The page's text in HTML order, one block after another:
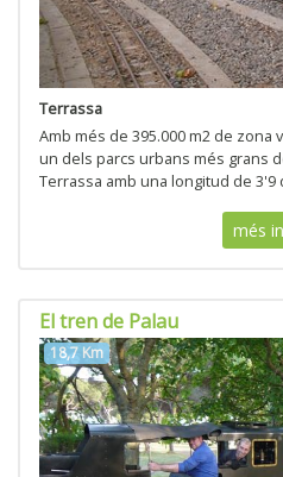
Terrassa
Amb més de 395.000 m2 de
un dels parcs urbans més grans
Terrassa amb una longitud de 3'9
més
El tren de Palau
18,7 Km